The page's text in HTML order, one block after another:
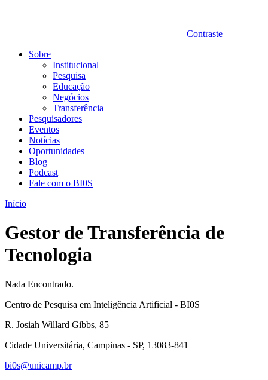
Contraste
Sobre
Institucional
Pesquisa
Educação
Negócios
Transferência
Pesquisadores
Eventos
Notícias
Oportunidades
Blog
Podcast
Fale com o BI0S
Início
Gestor de Transferência de
Tecnologia
Nada Encontrado.
Centro de Pesquisa em Inteligência Artificial - BI0S
R. Josiah Willard Gibbs, 85
Cidade Universitária, Campinas - SP, 13083-841
bi0s@unicamp.br